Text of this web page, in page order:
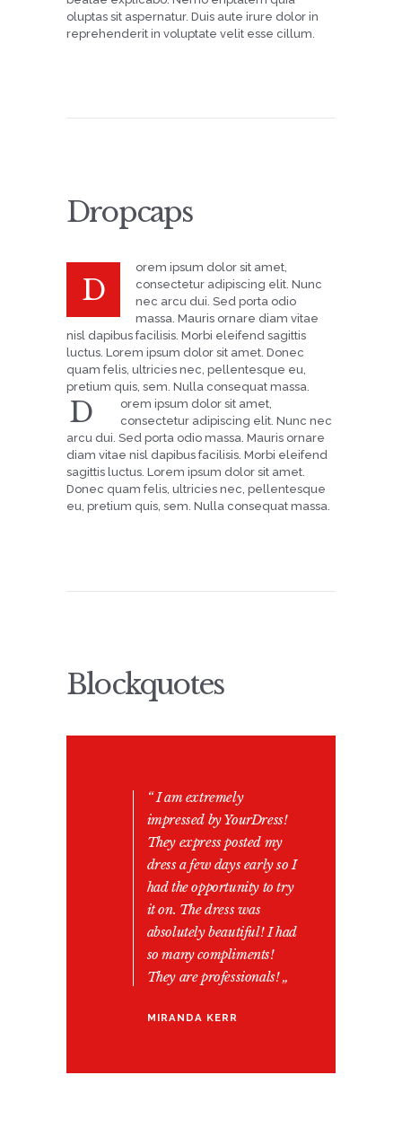
oluptas sit aspernatur. Duis aute irure dolor in
reprehenderit in voluptate velit esse cillum.
Dropcaps
D
orem ipsum dolor sit amet,
consectetur adipiscing elit. Nunc
nec arcu dui. Sed porta odio
massa. Mauris ornare diam vitae
nisl dapibus facilisis. Morbi eleifend sagittis
luctus. Lorem ipsum dolor sit amet. Donec
quam felis, ultricies nec, pellentesque eu,
pretium quis, sem. Nulla consequat massa.
D
orem ipsum dolor sit amet,
consectetur adipiscing elit. Nunc nec
arcu dui. Sed porta odio massa. Mauris ornare
diam vitae nisl dapibus facilisis. Morbi eleifend
sagittis luctus. Lorem ipsum dolor sit amet.
Donec quam felis, ultricies nec, pellentesque
eu, pretium quis, sem. Nulla consequat massa.
Blockquotes
“ I am extremely
impressed by YourDress!
They express posted my
dress a few days early so I
had the opportunity to try
it on. The dress was
absolutely beautiful! I had
so many compliments!
They are professionals! „
MIRANDA KERR